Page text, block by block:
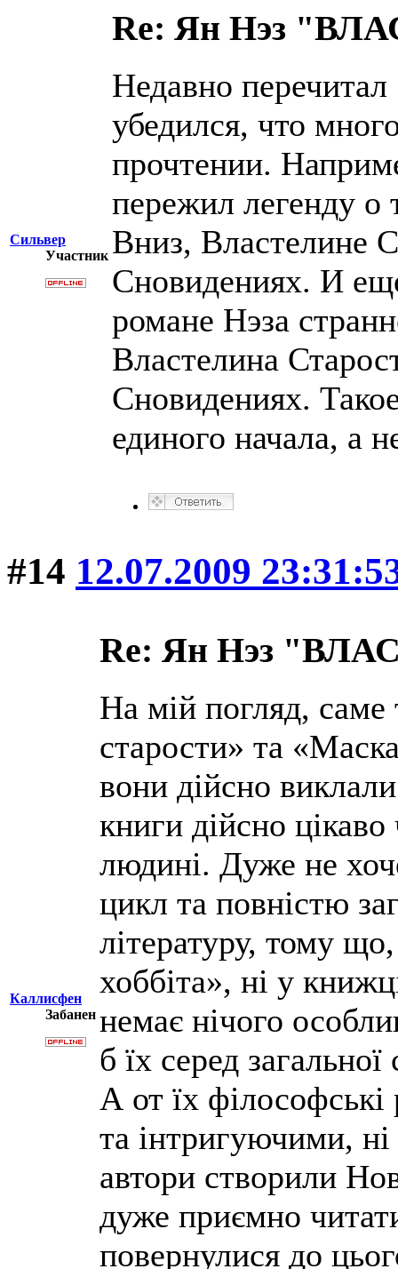
Сильвер
Участник
Re: Ян Нэз
Недавно
убедился, что
прочтении.
пережил легенду
Вниз, Властелине
Сновидениях. И
романе Нэза
Властелина
Сновидениях.
единого начала, а
#14 12.07.2009
Каллисфен
Забанен
Re: Ян Нэз
На мій погляд, саме
старости» та
вони дійсно
книги дійсно
людині. Дуже не
цикл та повністю
літературу, тому
хоббіта», ні у
немає нічого
б їх серед загальної
А от їх
та інтригуючими,
автори створили
дуже приємно
повернулися до